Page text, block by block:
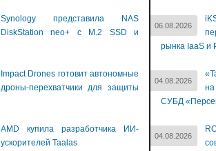
Synology представила NAS
DiskStation neo+ с M.2 SSD и
Impact Drones готовит автономные
дроны-перехватчики для защиты
AMD купила разработчика ИИ-
ускорителей Taalas
06.08.2026
рынка IaaS и
04.08.2026
СУБД
04.08.2026